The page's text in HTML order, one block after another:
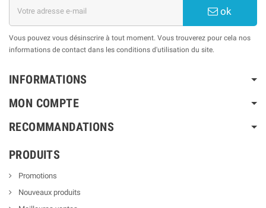
ok
Vous pouvez vous désinscrire à tout moment. Vous trouverez pour cela nos
informations de contact dans les conditions d'utilisation du site.
INFORMATIONS
MON COMPTE
RECOMMANDATIONS
PRODUITS
Promotions
Nouveaux produits